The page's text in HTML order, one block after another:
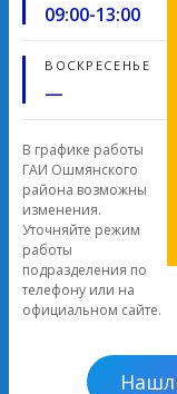
09:00-13:00
ВОСКРЕСЕНЬЕ
—
В графике работы
ГАИ Ошмянского
района возможны
изменения.
Уточняйте режим
работы
подразделения по
телефону или на
официальном сайте.